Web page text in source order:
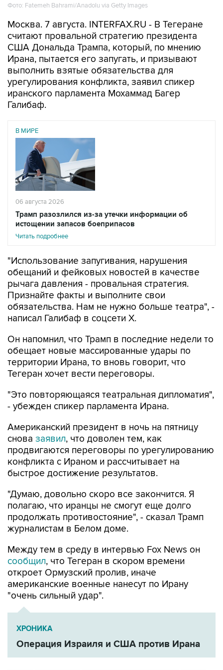
Москва. 7 августа. INTERFAX.RU - В Тегеране
США Дональда Трампа, который, по мнению
Ирана, пытается его запугать, и призывают
выполнить взятые обязательства для
урегулирования конфликта, заявил спикер
иранского парламента Мохаммад Багер
Галибаф.
В МИРЕ
06 августа 2026
Трамп разозлился из-за утечки информации об
истощении запасов боеприпасов
Читать подробнее
"Использование запугивания, нарушения
рычага давления - провальная стратегия.
Признайте факты и выполните свои
обязательства. Нам не нужно больше театра", -
написал Галибаф в соцсети X.
Он напомнил, что Трамп в последние недели то
территории Ирана, то вновь говорит, что
Тегеран хочет вести переговоры.
"Это повторяющаяся театральная дипломатия",
Американский президент в ночь на пятницу
продвигаются переговоры по урегулированию
конфликта с Ираном и рассчитывает на
быстрое достижение результатов.
"Думаю, довольно скоро все закончится. Я
продолжать противостояние", - сказал Трамп
журналистам в Белом доме.
Между тем в среду в интервью Fox News он
откроет Ормузский пролив, иначе
американские военные нанесут по Ирану
"очень сильный удар".
ХРОНИКА
Операция Израиля и США против Ирана
Иран парламент Мохаммад Багер Галибаф США